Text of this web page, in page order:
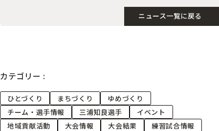
カテゴリー :
ひとづくり まちづくり
ゆめづくり
チーム・選手情報
三浦知良選手
イベント
地域貢献活動
大会情報 大会結果
練習試合情報
ニュース一覧に戻る